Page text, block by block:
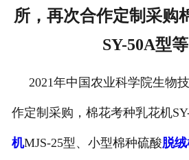
所，再次合作定制采购
SY-50A型等
2021年中国农业科学院生物
作定制采购，棉花考种乳花机
机MJS-25型、小型棉种硫酸脱